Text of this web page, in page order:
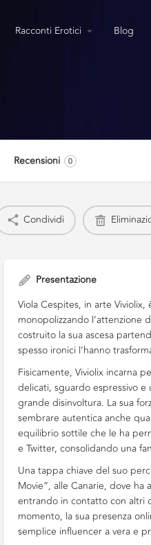
Racconti Erotici Blog
Recensioni 0
Condividi
Presentazione
Viola Cespites, in arte
monopolizzando l’attenzione
costruito la sua ascesa
spesso ironici l’hanno
Fisicamente, Viviolix incarna
delicati, sguardo espressivo e
grande disinvoltura. La sua
sembrare autentica anche
equilibrio sottile che le ha
e Twitter, consolidando una
Una tappa chiave del suo
Movie”, alle Canarie, dove
entrando in contatto con altri
momento, la sua presenza
semplice influencer a vera e